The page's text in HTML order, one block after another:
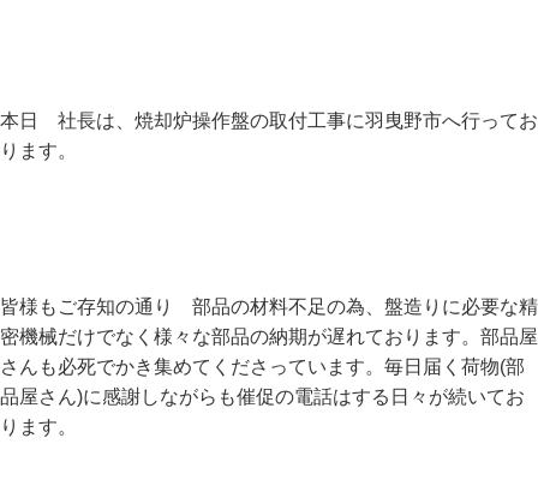
本日 社長は、焼却炉操作盤の取付工事に羽曳野市へ行ってお
ります。
皆様もご存知の通り 部品の材料不足の為、盤造りに必要な精
密機械だけでなく様々な部品の納期が遅れております。部品屋
さんも必死でかき集めてくださっています。毎日届く荷物(部
品屋さん)に感謝しながらも催促の電話はする日々が続いてお
ります。